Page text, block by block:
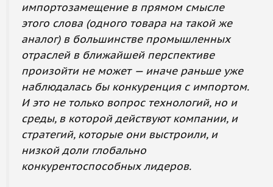
импортозамещение в прямом смысле
этого слова (одного товара на такой же
аналог) в большинстве промышленных
отраслей в ближайшей перспективе
произойти не может — иначе раньше уже
наблюдалась бы конкуренция с импортом.
И это не только вопрос технологий, но и
среды, в которой действуют компании, и
стратегий, которые они выстроили, и
низкой доли глобально
конкурентоспособных лидеров.